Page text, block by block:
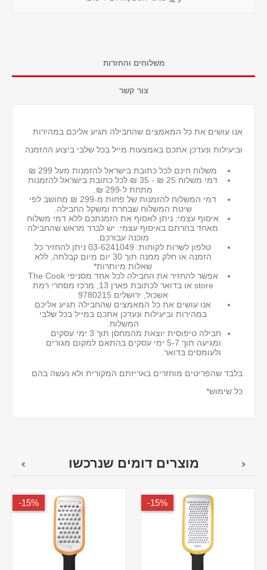
משלוחים והחזרות
צור קשר
אנו עושים את כל המאמצים שהחבילה תגיע אליכם במהירות
וביעילות ונעדכן אתכם באמצעות מייל בכל שלבי ביצוע ההזמנה
משלוח חינם לכל כתובת בישראל להזמנות מעל 299 ₪
דמי משלוח 25 ₪ - 35 ₪ לכל כתובת בישראל
להזמנות
מתחת ל-299 ₪.
דמי המשלוח להזמנות של פחות מ-299 ₪ מחושב לפי
שיטת המשלוח שבחרת ומשקל החבילה.
איסוף עצמי: ניתן לאסוף את הזמנתכם ללא דמי משלוח
מאחד בחרתם באיסוף עצמי: יש לברר מראש שהחבילה
מוכנה עבורכם.
טלפון לשרות לקוחות: 03-6241049 ניתן להחזיר כל
הזמנה או חלק ממנה תוך 30 יום מיום קבלתה, ללא
שאלות מיותרות*
אפשר להחזיר את החבילה לכל אחד מסניפי The Cook
store או בדואר לכתובת פארן 13, מרכז מסחרי רמת
אשכול, ירושלים 9780215
אנו עושים את כל המאמצים שהחבילה תגיע אליכם
במהירות וביעילות ונעדכן אתכם במייל בכל שלבי
המשלוח.
חבילה טיפוסית יוצאת מהמחסן תוך 3 ימי עסקים
ומגיעה תוך 5-7 ימי עסקים בהתאם למקום מגורים
ולעומסים בדואר.
בלבד שהפריטים מוחזרים באריזתם המקורית ולא נעשה בהם
כל שימוש*
מוצרים דומים שנרכשו
15%-
15%-